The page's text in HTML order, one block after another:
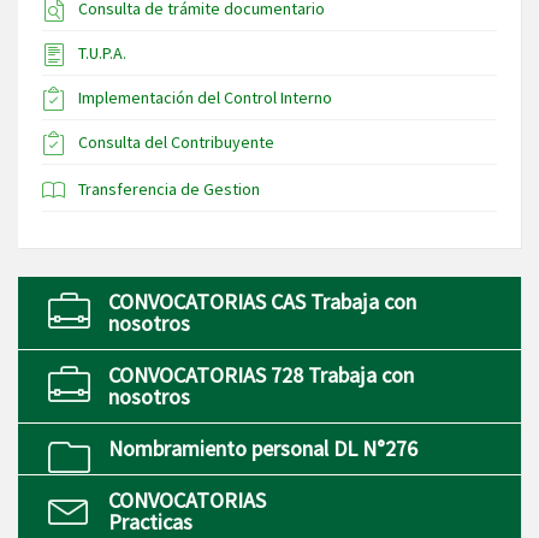
Consulta de trámite documentario
T.U.P.A.
Implementación del Control Interno
Consulta del Contribuyente
Transferencia de Gestion
CONVOCATORIAS CAS Trabaja con
nosotros
CONVOCATORIAS 728 Trabaja con
nosotros
Nombramiento personal DL N°276
CONVOCATORIAS
Practicas